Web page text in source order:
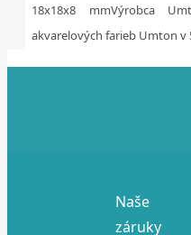
18x18x8 mmVýrobca
akvarelových farieb Umton v
Naše
záruky